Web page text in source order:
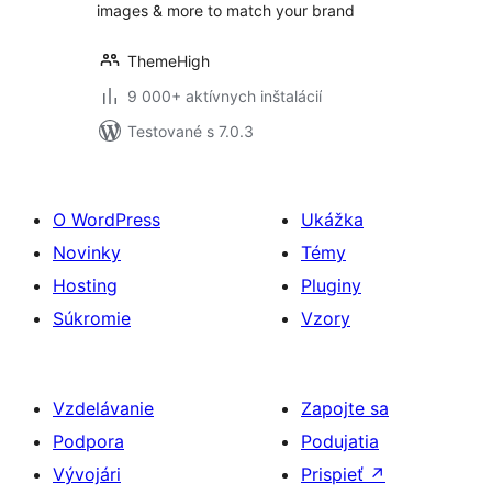
images & more to match your brand
ThemeHigh
9 000+ aktívnych inštalácií
Testované s 7.0.3
O WordPress
Novinky
Hosting
Súkromie
Ukážka
Témy
Pluginy
Vzory
Vzdelávanie
Podpora
Vývojári
Zapojte sa
Podujatia
Prispieť ↗